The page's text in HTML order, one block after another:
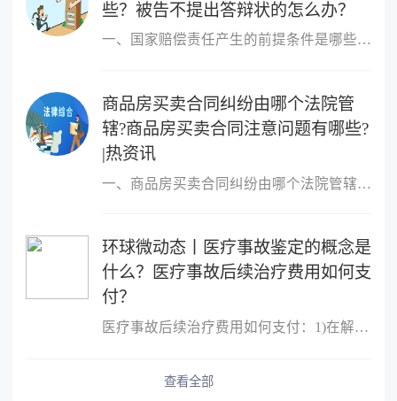
些？被告不提出答辩状的怎么办？
一、国家赔偿责任产生的前提条件是哪些国家赔偿责任产生的前提条件
商品房买卖合同纠纷由哪个法院管
辖?商品房买卖合同注意问题有哪些?
|热资讯
一、商品房买卖合同纠纷由哪个法院管辖?很多人的概念中，只要是房屋
环球微动态丨医疗事故鉴定的概念是
什么？医疗事故后续治疗费用如何支
付？
医疗事故后续治疗费用如何支付：1)在解决医疗事故赔偿时(即结案时)
查看全部